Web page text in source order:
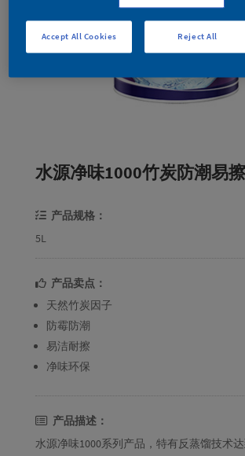
水源净味1000竹炭防潮易
产品规格：
5L
产品卖点：
天然竹炭因子
防霉防潮
易洁耐擦
净味环保
产品描述：
水源净味1000系列产品，特有反蒸馏技术
Reject All
Accept All Cookies